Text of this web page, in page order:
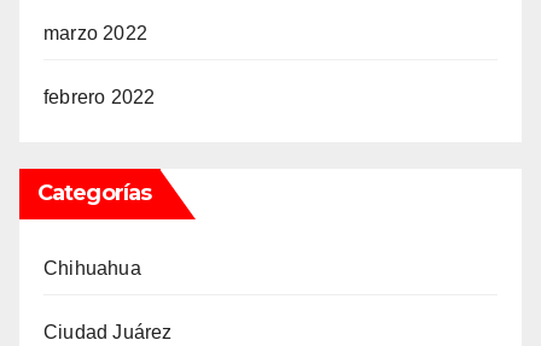
marzo 2022
febrero 2022
Categorías
Chihuahua
Ciudad Juárez